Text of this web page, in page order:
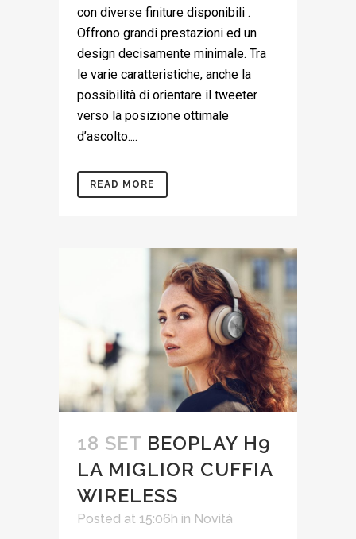
con diverse finiture disponibili .
Offrono grandi prestazioni ed un
design decisamente minimale. Tra
le varie caratteristiche, anche la
possibilità di orientare il tweeter
verso la posizione ottimale
d’ascolto....
READ MORE
18 SET BEOPLAY H9
LA MIGLIOR CUFFIA
WIRELESS
Posted at 15:06h in Novità